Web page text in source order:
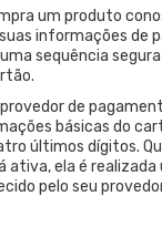
um produto
informações de
sequência
de
básicas do
últimos dígitos.
ela é realizada
pelo seu